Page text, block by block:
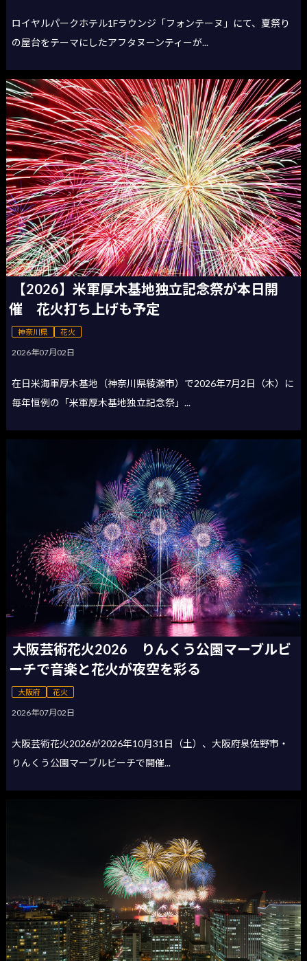
ロイヤルパークホテル1Fラウンジ「フォンテーヌ」にて、夏祭り
の屋台をテーマにしたアフタヌーンティーが...
【2026】米軍厚木基地独立記念祭が本日開
催 花火打ち上げも予定
神奈川県 花火
2026年07月02日
在日米海軍厚木基地（神奈川県綾瀬市）で2026年7月2日（木）に
毎年恒例の「米軍厚木基地独立記念祭」...
大阪芸術花火2026 りんくう公園マーブルビ
ーチで音楽と花火が夜空を彩る
大阪府 花火
2026年07月02日
大阪芸術花火2026が2026年10月31日（土）、大阪府泉佐野市・
りんくう公園マーブルビーチで開催...